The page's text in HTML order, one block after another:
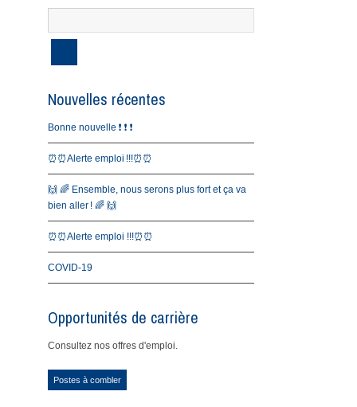
Nouvelles récentes
Bonne nouvelle ❗️ ❗️ ❗️
⏰⏰Alerte emploi !!!⏰⏰
🙌 🌈 Ensemble, nous serons plus fort et ça va
bien aller ! 🌈 🙌
⏰⏰Alerte emploi !!!⏰⏰
COVID-19
Opportunités de carrière
Consultez nos offres d'emploi.
Postes à combler